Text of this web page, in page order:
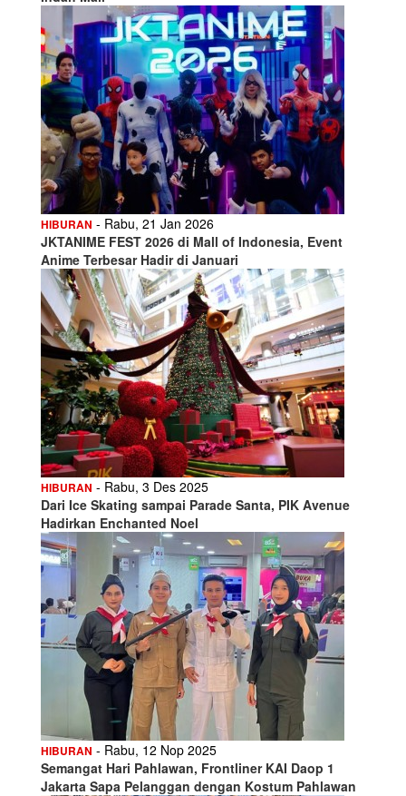
HIBURAN - Rabu, 21 Jan 2026
JKTANIME FEST 2026 di Mall of Indonesia, Event
Anime Terbesar Hadir di Januari
HIBURAN - Rabu, 3 Des 2025
Dari Ice Skating sampai Parade Santa, PIK Avenue
Hadirkan Enchanted Noel
HIBURAN - Rabu, 12 Nop 2025
Semangat Hari Pahlawan, Frontliner KAI Daop 1
Jakarta Sapa Pelanggan dengan Kostum Pahlawan